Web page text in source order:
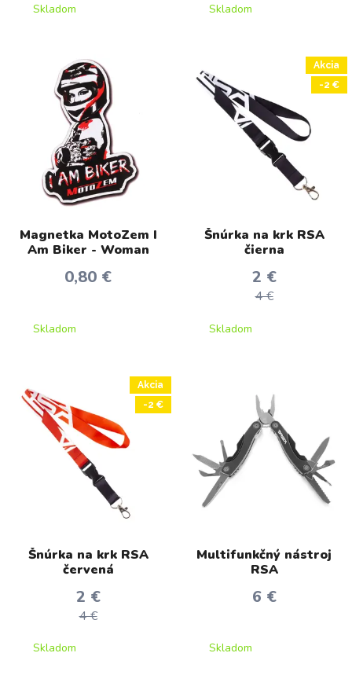
Skladom Skladom
Magnetka MotoZem I
Am Biker - Woman
0,80 €
Skladom
Akcia
-2 €
Šnúrka na krk RSA
čierna
2 €
4 €
Skladom
Akcia
-2 €
Šnúrka na krk RSA
červená
2 €
4 €
Skladom
Multifunkčný nástroj
RSA
6 €
Skladom